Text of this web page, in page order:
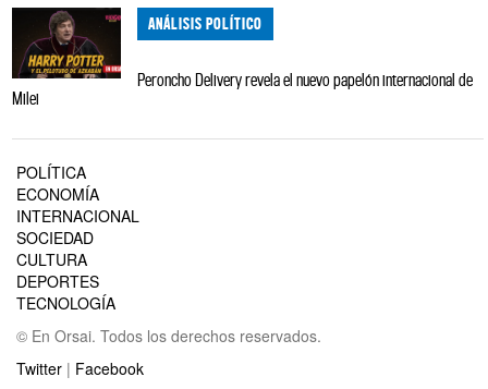
ANÁLISIS POLÍTICO
Peroncho Delivery revela el nuevo papelón internacional de
Milei
POLÍTICA
ECONOMÍA
INTERNACIONAL
SOCIEDAD
CULTURA
DEPORTES
TECNOLOGÍA
© En Orsai. Todos los derechos reservados.
Twitter | Facebook